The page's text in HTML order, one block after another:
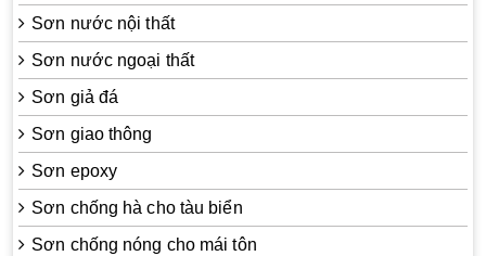
Sơn nước nội thất
Sơn nước ngoại thất
Sơn giả đá
Sơn giao thông
Sơn epoxy
Sơn chống hà cho tàu biển
Sơn chống nóng cho mái tôn